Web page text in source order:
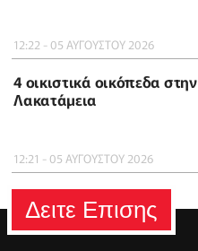
12:22 - 05 ΑΥΓΟΥΣΤΟΥ 2026
4 οικιστικά οικόπεδα στην
Λακατάμεια
12:21 - 05 ΑΥΓΟΥΣΤΟΥ 2026
Δειτε Επισης